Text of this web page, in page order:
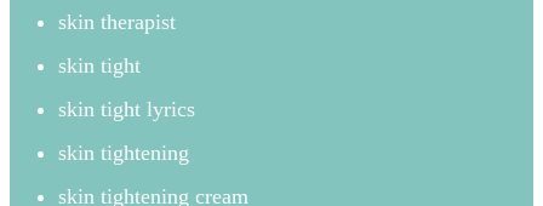
skin therapist
skin tight
skin tight lyrics
skin tightening
skin tightening cream